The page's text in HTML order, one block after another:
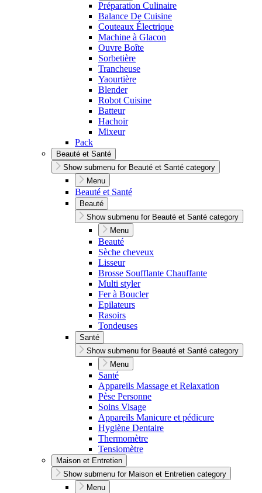
Préparation Culinaire
Balance De Cuisine
Couteaux Électrique
Machine à Glacon
Ouvre Boîte
Sorbetière
Trancheuse
Yaourtière
Blender
Robot Cuisine
Batteur
Hachoir
Mixeur
Pack
Beauté et Santé
Show submenu for Beauté et Santé category
Menu
Beauté et Santé
Beauté
Show submenu for Beauté et Santé category
Menu
Beauté
Sèche cheveux
Lisseur
Brosse Soufflante Chauffante
Multi styler
Fer à Boucler
Epilateurs
Rasoirs
Tondeuses
Santé
Show submenu for Beauté et Santé category
Menu
Santé
Appareils Massage et Relaxation
Pèse Personne
Soins Visage
Appareils Manicure et pédicure
Hygiène Dentaire
Thermomètre
Tensiomètre
Maison et Entretien
Show submenu for Maison et Entretien category
Menu